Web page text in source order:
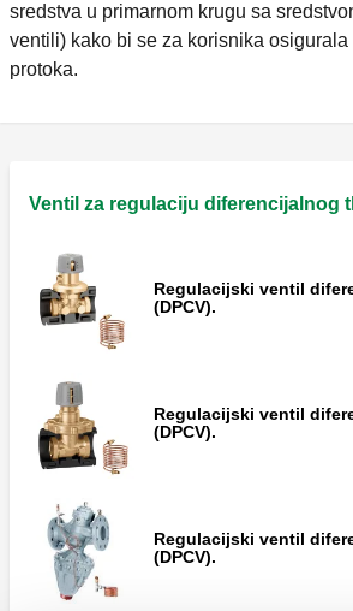
sredstva u primarnom krugu sa
ventili) kako bi se za korisnika
protoka.
Ventil za regulaciju diferencijalnog
Regulacijski ventil
(DPCV).
Regulacijski ventil
(DPCV).
Regulacijski ventil
(DPCV).